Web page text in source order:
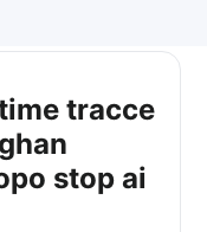
tracce
stop ai